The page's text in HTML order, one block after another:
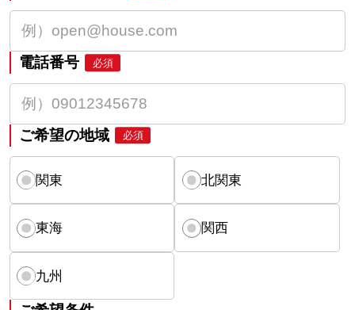
電話番号 必須
ご希望の地域 必須
関東 北関東
東海 関西
九州